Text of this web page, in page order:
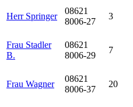
Herr Springer
08621
8006-27
3
Frau Stadler
B.
08621
8006-29
7
Frau Wagner
08621
8006-37
20